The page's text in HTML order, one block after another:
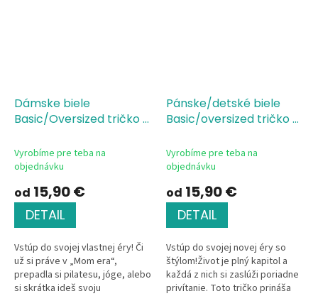
Dámske biele
Basic/Oversized tričko s
Vyrobíme pre teba na
objednávku
od 15,90 €
DETAIL
Vstúp do svojej vlastnej éry! Či
už si práve v „Mom era“,
prepadla si pilatesu, jóge, alebo
si skrátka ideš svoju
Pánske/detské biele
Basic/oversized tričko s
Vyrobíme pre teba na
objednávku
od 15,90 €
DETAIL
Vstúp do svojej novej éry so
štýlom!Život je plný kapitol a
každá z nich si zaslúži poriadne
privítanie. Toto tričko prináša